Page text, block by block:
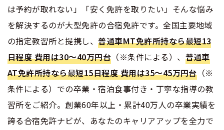
は予約が取れない」「安く免許を取りたい」そんな悩み
を解決するのが大型免許の合宿免許です。全国主要地域
の指定教習所と提携し、普通車MT免許所持なら最短13
日程度 費用は30〜40万円台 （※条件による）、 普通車
AT免許所持なら最短15日程度 費用は35〜45万円台（※
条件による）での卒業・宿泊食事付き・丁寧な指導の教
習所をご紹介。創業60年以上・累計40万人の卒業実績を
誇る合宿免許ナビが、あなたのキャリアアップを全力で